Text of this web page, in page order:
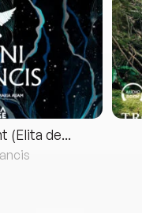
(Elita de...